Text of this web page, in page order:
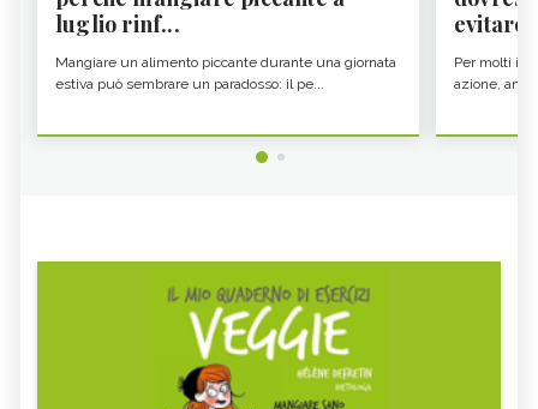
luglio rinf...
Mangiare un alimento piccante durante una giornata
estiva può sembrare un paradosso: il pe...
evitare
Per molti il
azione,